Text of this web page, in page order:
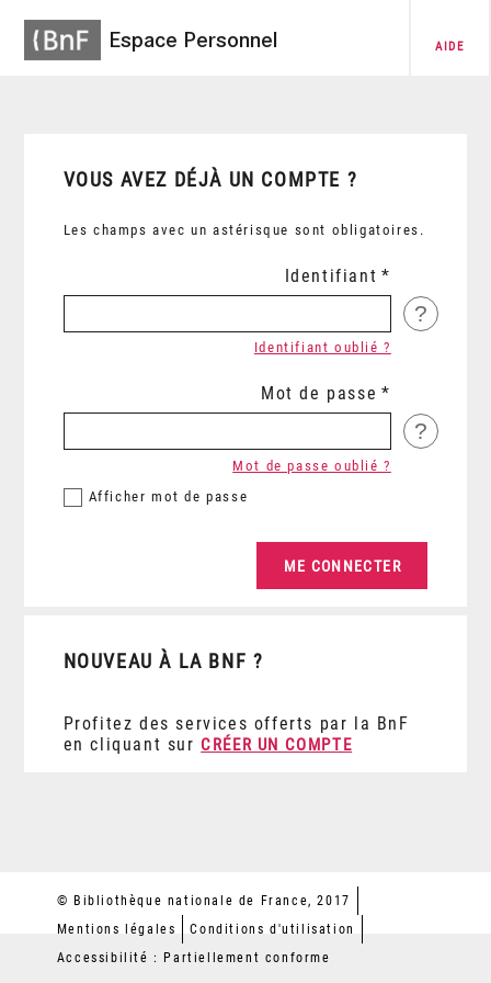
Espace Personnel AIDE
VOUS AVEZ DÉJÀ UN COMPTE ?
Les champs avec un astérisque sont obligatoires.
Identifiant
?
Identifiant oublié ?
Mot de passe
?
Afficher mot de passe
Mot de passe oublié ?
NOUVEAU À LA BNF ?
Profitez des services offerts par la BnF
en cliquant sur CRÉER UN COMPTE
© Bibliothèque nationale de France, 2017
Mentions légales
Conditions d'utilisation
Accessibilité : Partiellement conforme